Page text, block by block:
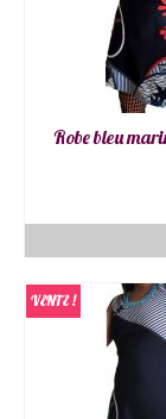
Robe bleu
VENTE !